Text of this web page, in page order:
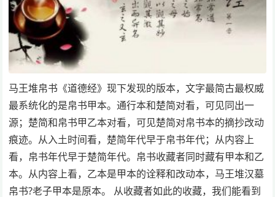
马王堆帛书《道德经》现下发现的版本，文字最简古最权威
最系统化的是帛书甲本。通行本和楚简对看，可见同出一
源；楚简和帛书甲乙本对看，可见楚简对帛书本的摘抄改动
痕迹。从入土时间看，楚简年代早于帛书年代；从内容上
看，帛书年代早于楚简年代。帛书收藏者同时藏有甲本和乙
本。从内容上看，乙本是甲本的诠释和改动本，马王堆汉墓
帛书?老子甲本是原本。 从收藏者如此的收藏，我们能看到